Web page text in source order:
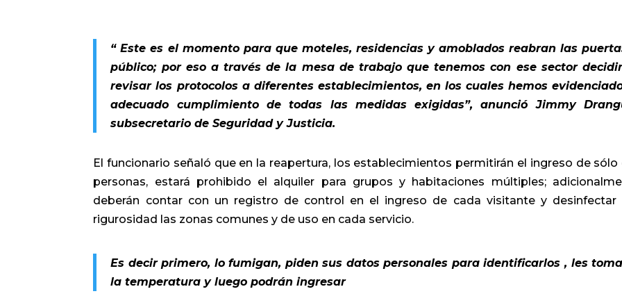
“ Este es el momento para que moteles, residencias y amoblados reabran las
público; por eso a través de la mesa de trabajo que tenemos con ese sector
revisar los protocolos a diferentes establecimientos, en los cuales hemos
adecuado cumplimiento de todas las medidas exigidas”, anunció Jimmy
subsecretario de Seguridad y Justicia.
El funcionario señaló que en la reapertura, los establecimientos permitirán el ingreso de sólo
personas, estará prohibido el alquiler para grupos y habitaciones múltiples;
deberán contar con un registro de control en el ingreso de cada visitante y desinfectar
rigurosidad las zonas comunes y de uso en cada servicio.
Es decir primero, lo fumigan, piden sus datos personales para identificarlos , les
la temperatura y luego podrán ingresar